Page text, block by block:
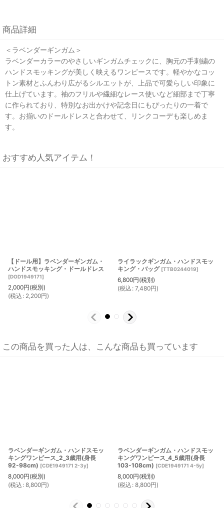
商品詳細
＜ラベンダーギンガム＞
ラベンダーカラーのやさしいギンガムチェックに、胸元の手刺繍の
ハンドスモッキングが美しく映えるワンピースです。軽やかなコッ
トン素材とふんわり広がるシルエットが、上品で可愛らしい印象に
仕上げています。袖のフリルや繊細なレース使いなど細部まで丁寧
に作られており、特別なお出かけや記念日にもぴったりの一着で
す。お揃いのドールドレスと合わせて、リンクコーデも楽しめま
す。
おすすめ人気アイテム！
【ドール用】ラベンダーギンガム・
ハンドスモッキング・ドールドレス
[DOD1949171]
2,000円(税別)
(税込 : 2,200円)
ライラックギンガム・ハンドスモッ
キング・バッグ [TTB0244019]
6,800円(税別)
(税込 : 7,480円)
この商品を買った人は、こんな商品も買っています
ラベンダーギンガム・ハンドスモッ
キングワンピース_2_3歳用(身長
92-98cm) [CDE1949171 2-3y]
8,000円(税別)
(税込 : 8,800円)
ラベンダーギンガム・ハンドスモッ
キングワンピース_4_5歳用(身長
103-108cm) [CDE1949171 4-5y]
8,000円(税別)
(税込 : 8,800円)